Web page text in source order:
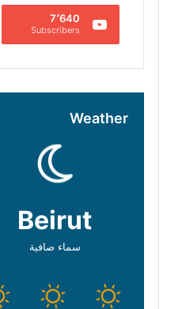
7٬640
Subscribers
Weather
Beirut
سماء صافية